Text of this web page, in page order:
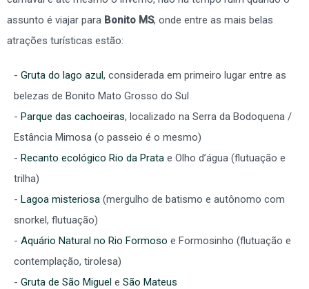
assunto é viajar para Bonito MS, onde entre as mais belas
atrações turísticas estão:
Gruta do lago azul, considerada em primeiro lugar entre as
belezas de Bonito Mato Grosso do Sul
Parque das cachoeiras, localizado na Serra da Bodoquena /
Estância Mimosa (o passeio é o mesmo)
Recanto ecológico Rio da Prata e Olho d’água (flutuação e
trilha)
Lagoa misteriosa (mergulho de batismo e autônomo com
snorkel, flutuação)
Aquário Natural no Rio Formoso e Formosinho (flutuação e
contemplação, tirolesa)
Gruta de São Miguel e São Mateus